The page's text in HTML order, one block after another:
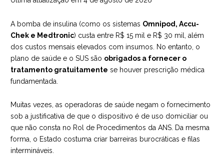
A bomba de insulina (como os sistemas Omnipod, Accu-
Chek e Medtronic) custa entre R$ 15 mil e R$ 30 mil, além
dos custos mensais elevados com insumos. No entanto, o
plano de saúde e o SUS são obrigados a fornecer o
tratamento gratuitamente se houver prescrição médica
fundamentada.
Muitas vezes, as operadoras de saúde negam o fornecimento
sob a justificativa de que o dispositivo é de uso domiciliar ou
que não consta no Rol de Procedimentos da ANS. Da mesma
forma, o Estado costuma criar barreiras burocráticas e filas
intermináveis.